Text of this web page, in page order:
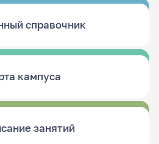
справочник
кампуса
занятий